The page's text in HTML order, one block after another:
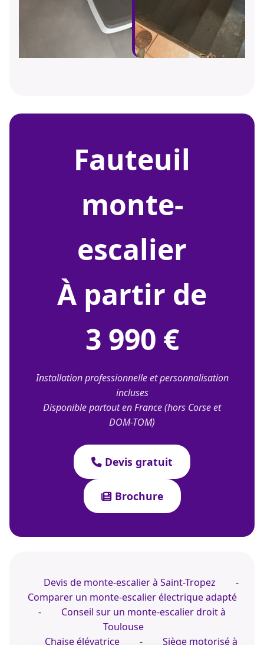
fauteuil
monte-
escalier
À partir de
3 990 €
Installation professionnelle et personnalisation
incluses
Disponible partout en France (hors Corse et
DOM-TOM)
Devis gratuit
Brochure
Devis de monte-escalier à Saint-Tropez
-
Comparer un monte-escalier électrique adapté
-
Conseil sur un monte-escalier droit à
Toulouse
Chaise élévatrice
- Siège motorisé à